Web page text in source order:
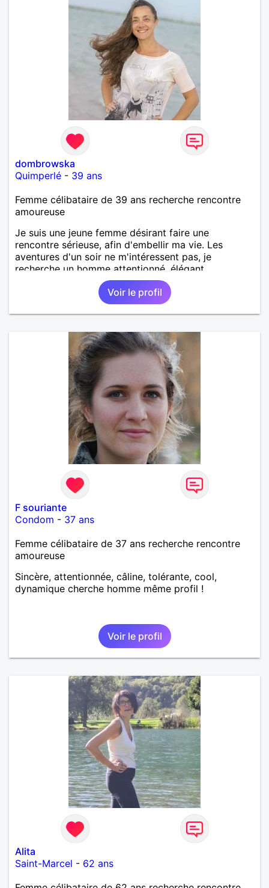
dombrowska
Quimperlé - 39 ans
Femme célibataire de 39 ans recherche rencontre
amoureuse
Je suis une jeune femme désirant faire une
rencontre sérieuse, afin d'embellir ma vie. Les
aventures d'un soir ne m'intéressent pas, je
recherche un homme attentionné, élégant,
romantique, sensible.
Voir le profil
F souriante
Condom - 37 ans
Femme célibataire de 37 ans recherche rencontre
amoureuse
Sincère, attentionnée, câline, tolérante, cool,
dynamique cherche homme même profil !
Voir le profil
Alita
Saint-Marcel - 62 ans